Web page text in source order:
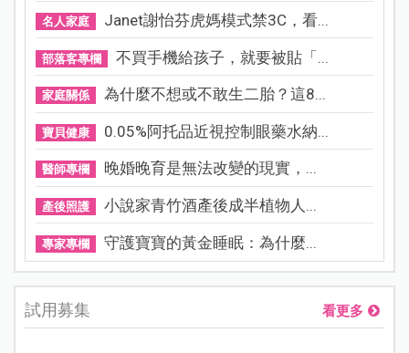
名人家庭 Janet謝怡芬虎媽模式禁3C，看...
部落客專欄 不買手機給孩子，就要被貼「...
家庭關係 為什麼不想或不敢生二胎？這8...
寶貝健康 0.05%阿托品近視控制眼藥水納...
醫師專欄 晚婚晚育是無法改變的現實，...
產後照護 小說家青竹酒產後成半植物人...
專家專欄 守護寶寶的黃金睡眠：為什麼...
試用募集 看更多